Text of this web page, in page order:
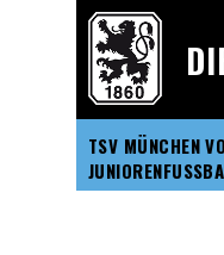
TSV MÜNCHEN